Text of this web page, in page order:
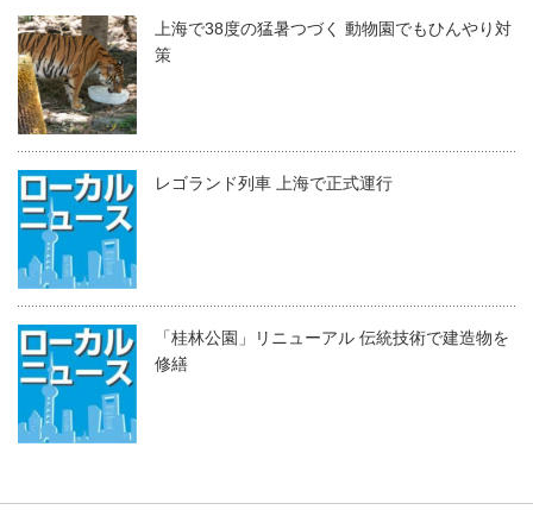
上海で38度の猛暑つづく 動物園でもひんやり対
策
レゴランド列車 上海で正式運行
「桂林公園」リニューアル 伝統技術で建造物を
修繕